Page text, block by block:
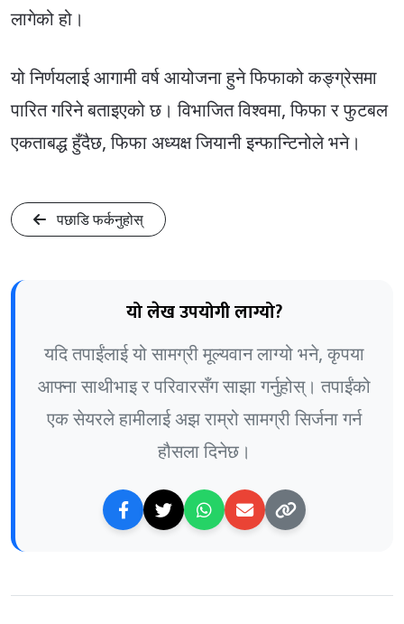
लागेको हो।
यो निर्णयलाई आगामी वर्ष आयोजना हुने फिफाको कङ्ग्रेसमा
पारित गरिने बताइएको छ। विभाजित विश्वमा, फिफा र फुटबल
एकताबद्ध हुँदैछ, फिफा अध्यक्ष जियानी इन्फान्टिनोले भने।
पछाडि फर्कनुहोस्
यो लेख उपयोगी लाग्यो?
यदि तपाईंलाई यो सामग्री मूल्यवान लाग्यो भने, कृपया
आफ्ना साथीभाइ र परिवारसँग साझा गर्नुहोस्। तपाईंको
एक सेयरले हामीलाई अझ राम्रो सामग्री सिर्जना गर्न
हौसला दिनेछ।